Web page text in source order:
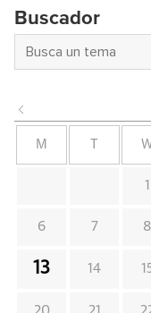
Buscador
M
1
6 7 8
13 14